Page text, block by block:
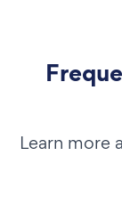
Learn more